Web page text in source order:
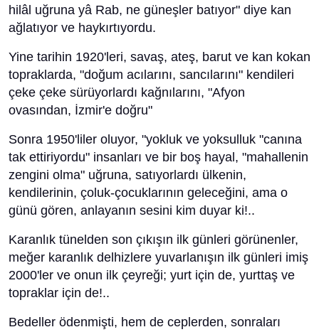
hilâl uğruna yâ Rab, ne güneşler batıyor" diye kan
ağlatıyor ve haykırtıyordu.
Yine tarihin 1920'leri, savaş, ateş, barut ve kan kokan
topraklarda, "doğum acılarını, sancılarını" kendileri
çeke çeke sürüyorlardı kağnılarını, "Afyon
ovasından, İzmir'e doğru"
Sonra 1950'liler oluyor, "yokluk ve yoksulluk "canına
tak ettiriyordu" insanları ve bir boş hayal, "mahallenin
zengini olma" uğruna, satıyorlardı ülkenin,
kendilerinin, çoluk-çocuklarının geleceğini, ama o
günü gören, anlayanın sesini kim duyar ki!..
Karanlık tünelden son çıkışın ilk günleri görünenler,
meğer karanlık delhizlere yuvarlanışın ilk günleri imiş
2000'ler ve onun ilk çeyreği; yurt için de, yurttaş ve
topraklar için de!..
Bedeller ödenmişti, hem de ceplerden, sonraları